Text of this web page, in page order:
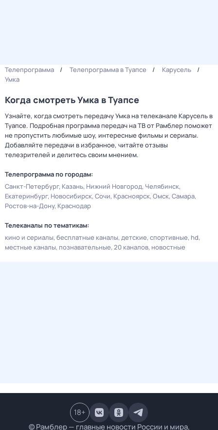
Телепрограмма Телепрограмма в Туапсе
Карусель
Умка
Когда смотреть Умка в Туапсе
Узнайте, когда смотреть передачу Умка на телеканале Карусель в
Туапсе. Подробная программа передач на ТВ от Рамблер поможет
не пропустить любимые шоу, интересные фильмы и сериалы.
Добавляйте передачи в избранное, читайте отзывы
телезрителей и делитесь своим мнением.
Телепрограмма по городам:
Санкт-Петербург Казань Нижний Новгород Челябинск
Екатеринбург Новосибирск Сочи Красноярск Омск Самара
Ростов-на-Дону Краснодар
Телеканалы по тематикам:
кино и сериалы бесплатные каналы детские спортивные hd
местные каналы познавательные 20 каналов новостные
© Рамблер — главные новости России и мира,
18+